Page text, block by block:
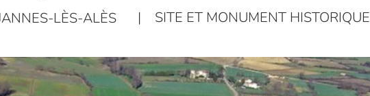
LÈS-ALÈS | SITE ET MONUMENT HISTORIQUE